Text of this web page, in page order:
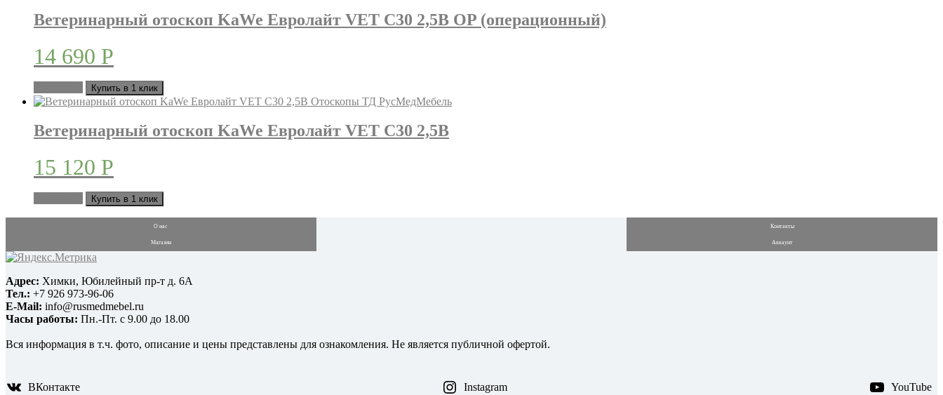
Ветеринарный отоскоп KaWe Евролайт VET С30 2,5В OP (операционный)
14 690 Р
Купить в 1 клик
Ветеринарный отоскоп KaWe Евролайт VET С30 2,5В
15 120 Р
Купить в 1 клик
О нас
Магазин
Контакты
Аккаунт
Адрес: Химки, Юбилейный пр-т д. 6А
Тел.: +7 926 973-96-06
E-Mail: info@rusmedmebel.ru
Часы работы: Пн.-Пт. с 9.00 до 18.00
Вся информация в т.ч. фото, описание и цены представлены для ознакомления. Не является публичной офертой.
ВКонтакте Instagram YouTube